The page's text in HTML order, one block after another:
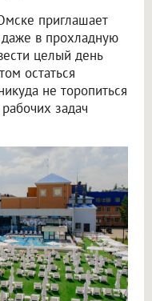
приглашает
даже в прохладную
целый день
остаться
не торопиться
задач